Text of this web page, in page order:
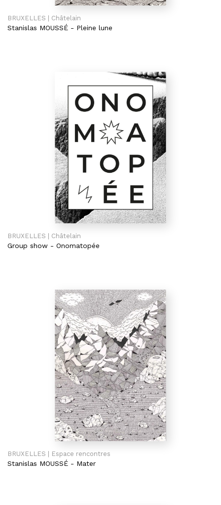
BRUXELLES | Châtelain
Stanislas MOUSSÉ - Pleine lune
BRUXELLES | Châtelain
Group show - Onomatopée
BRUXELLES | Espace rencontres
Stanislas MOUSSÉ - Mater